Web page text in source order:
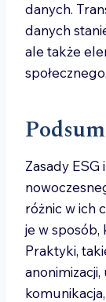
danych.
danych
ale także
społecznego.
Zasady
różnic w ich
je w sposób,
Praktyki,